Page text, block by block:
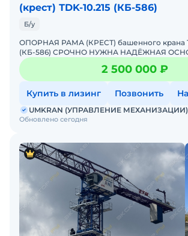
(крест) ТDK-10.215 (КБ-586)
Б/у
ОПОРНАЯ РАМА (КРЕСТ) башенного крана
(КБ-586) СРОЧНО НУЖНА НАДЁЖНАЯ
КРАНА?Предлагаем готовое решение —
(крест) для баше
2 500 000 ₽
Купить в лизинг Позвонить
Обновлено сегодня
UMKRAN (УПРАВЛЕНИЕ МЕХАНИЗАЦИИ)